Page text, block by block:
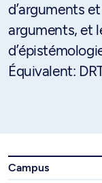
d’arguments
arguments, et
Équivalent:
Campus